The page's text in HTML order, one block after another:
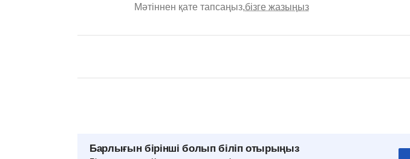
Мәтіннен қате тапсаңыз,бізге жазыңыз
Барлығын бірінші болып біліп отырыңыз